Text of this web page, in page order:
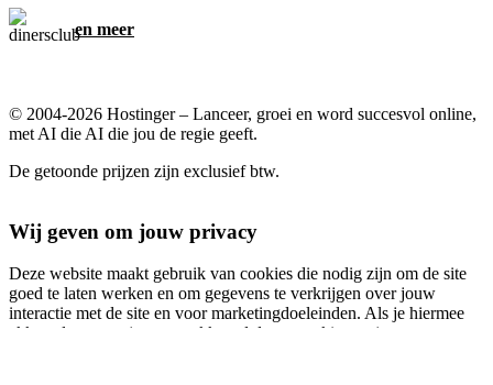
en meer
© 2004-2026 Hostinger – Lanceer, groei en word succesvol online,
met AI die AI die jou de regie geeft.
De getoonde prijzen zijn exclusief btw.
Wij geven om jouw privacy
Deze website maakt gebruik van cookies die nodig zijn om de site
goed te laten werken en om gegevens te verkrijgen over jouw
interactie met de site en voor marketingdoeleinden. Als je hiermee
akkoord gaat, ga je ermee akkoord dat er cookies op je apparaat